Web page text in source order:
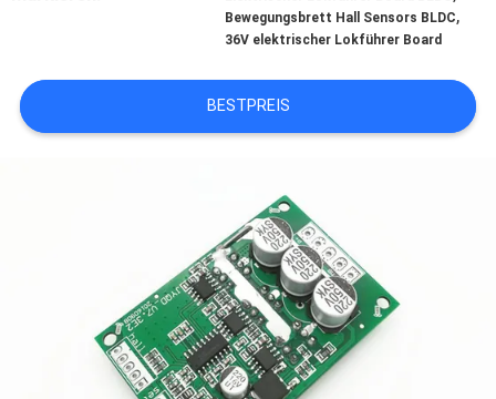
ALLE
REFERENZEN
DATENSCHUTZRICHTLINIE
Bewegungsbrett Hall Sensors BLDC,
36V elektrischer Lokführer Board
BESTPREIS